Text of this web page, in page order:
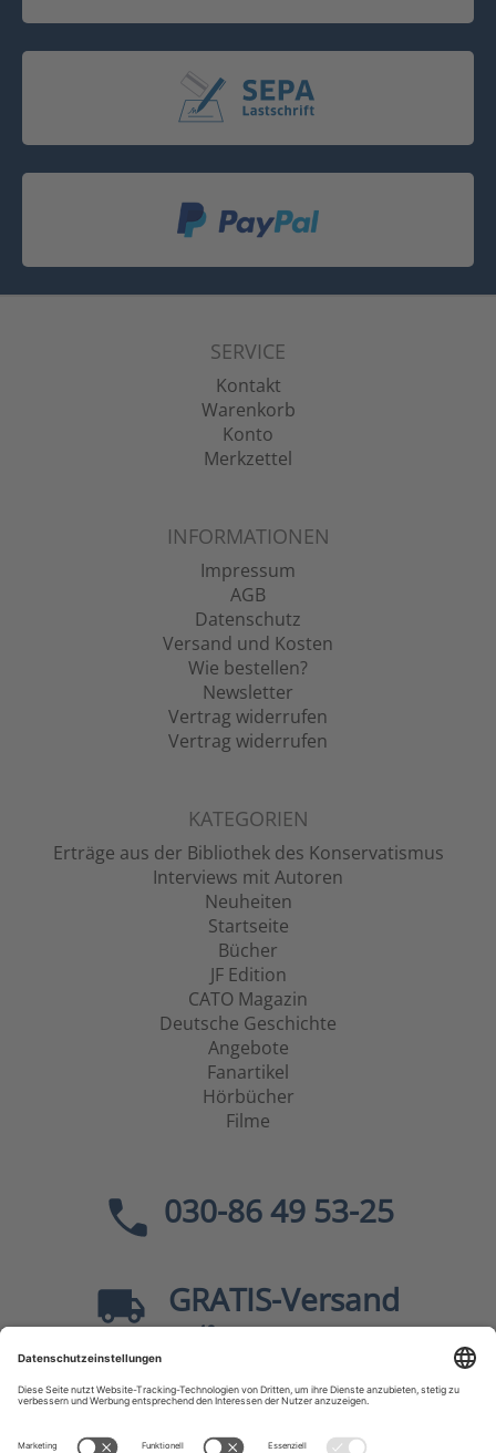
SERVICE
Kontakt
Warenkorb
Konto
Merkzettel
INFORMATIONEN
Impressum
AGB
Datenschutz
Versand und Kosten
Wie bestellen?
Newsletter
Vertrag widerrufen
Vertrag widerrufen
KATEGORIEN
Erträge aus der Bibliothek des Konservatismus
Interviews mit Autoren
Neuheiten
Startseite
Bücher
JF Edition
CATO Magazin
Deutsche Geschichte
Angebote
Fanartikel
Hörbücher
Filme
030-86 49 53-25
GRATIS-Versand
40
Sicher dank SSL